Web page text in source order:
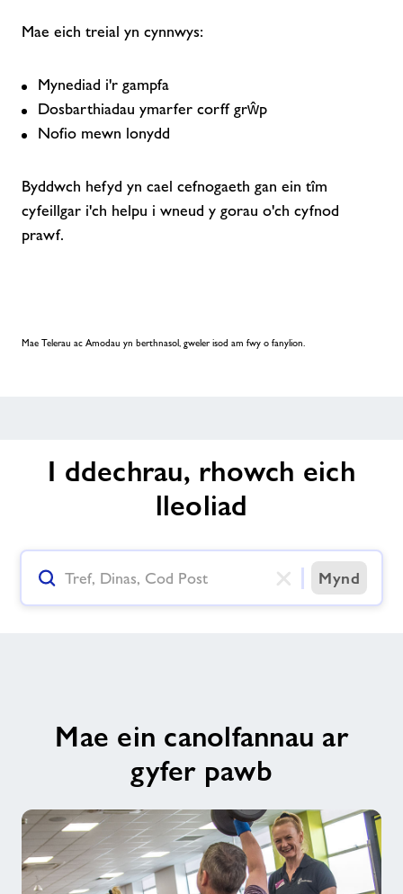
Mae eich treial yn cynnwys:
Mynediad i'r gampfa
Dosbarthiadau ymarfer corff grŵp
Nofio mewn lonydd
Byddwch hefyd yn cael cefnogaeth gan ein tîm
cyfeillgar i'ch helpu i wneud y gorau o'ch cyfnod
prawf.
Mae Telerau ac Amodau yn berthnasol, gweler isod am fwy o fanylion.
I ddechrau, rhowch eich
lleoliad
Mynd
Mae ein canolfannau ar
gyfer pawb